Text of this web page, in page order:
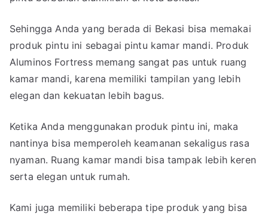
Sehingga Anda yang berada di Bekasi bisa memakai
produk pintu ini sebagai pintu kamar mandi. Produk
Aluminos Fortress memang sangat pas untuk ruang
kamar mandi, karena memiliki tampilan yang lebih
elegan dan kekuatan lebih bagus.
Ketika Anda menggunakan produk pintu ini, maka
nantinya bisa memperoleh keamanan sekaligus rasa
nyaman. Ruang kamar mandi bisa tampak lebih keren
serta elegan untuk rumah.
Kami juga memiliki beberapa tipe produk yang bisa